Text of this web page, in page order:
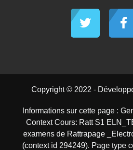
Copyright © 2022 -
Informations sur cette page :
Context Cours: Ratt S1
examens de Rattrapage
(context id 294249). Page type